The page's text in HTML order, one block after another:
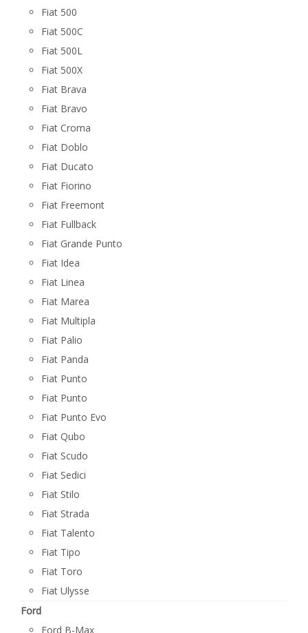
Fiat 500
Fiat 500C
Fiat 500L
Fiat 500X
Fiat Brava
Fiat Bravo
Fiat Croma
Fiat Doblo
Fiat Ducato
Fiat Fiorino
Fiat Freemont
Fiat Fullback
Fiat Grande Punto
Fiat Idea
Fiat Linea
Fiat Marea
Fiat Multipla
Fiat Palio
Fiat Panda
Fiat Punto
Fiat Punto
Fiat Punto Evo
Fiat Qubo
Fiat Scudo
Fiat Sedici
Fiat Stilo
Fiat Strada
Fiat Talento
Fiat Tipo
Fiat Toro
Fiat Ulysse
Ford
Ford B-Max